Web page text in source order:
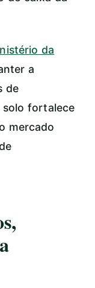
da
a
de
solo fortalece
mercado